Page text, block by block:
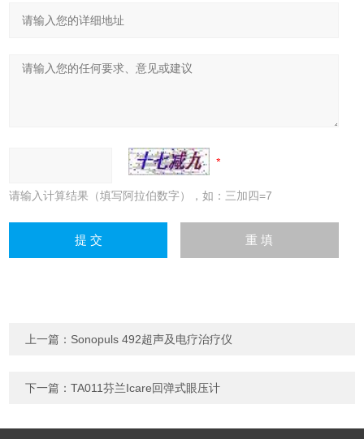
请输入计算结果（填写阿拉伯数字），如：三加四=7
上一篇： Sonopuls 492超声及电疗治疗仪
下一篇：TA011芬兰Icare回弹式眼压计